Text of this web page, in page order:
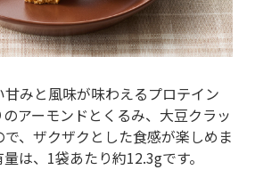
甘みと風味が味わえるプロテイン
アーモンドとくるみ、大豆クラッ
、ザクザクとした食感が楽しめま
は、1袋あたり約12.3gです。